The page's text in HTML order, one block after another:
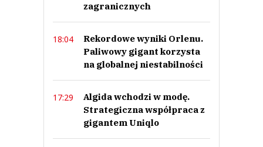
Iza
08.06.2026 / 21:50
This comment was minimized by the moderator on the site
Może zajmijcie się Państwo ważnymi sprawami bo jest ich wieeele a nie byle
Odpowiedz
zagranicznych
18:04
Rekordowe wyniki Orlenu.
Paliwowy gigant korzysta
na globalnej niestabilności
17:29
Algida wchodzi w modę.
Strategiczna współpraca z
gigantem Uniqlo